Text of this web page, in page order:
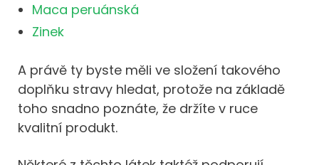
Maca peruánská
Zinek
A právě ty byste měli ve složení takového
doplňku stravy hledat, protože na základě
toho snadno poznáte, že držíte v ruce
kvalitní produkt.